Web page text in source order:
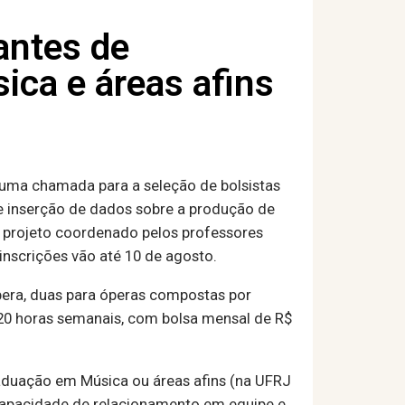
de
e áreas afins
chamada para a seleção de bolsistas
de dados sobre a produção de
projeto coordenado pelos professores
vão até 10 de agosto.
duas para óperas compostas por
horas semanais, com bolsa mensal de R$
em Música ou áreas afins (na UFRJ